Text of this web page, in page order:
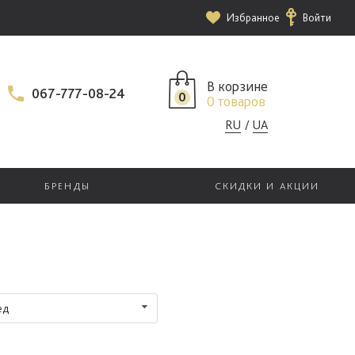
Избранное Войти
067-777-08-24 0
В корзине
0 товаров
RU UA
БРЕНДЫ СКИДКИ И АКЦИИ